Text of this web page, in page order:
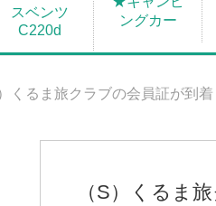
スベンツ
C220d
ングカー
）くるま旅クラブの会員証が到
（S）くるま